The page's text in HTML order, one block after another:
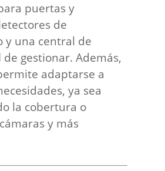
puertas y
de
y una central de
gestionar. Además,
adaptarse a
ya sea
la cobertura o
y más